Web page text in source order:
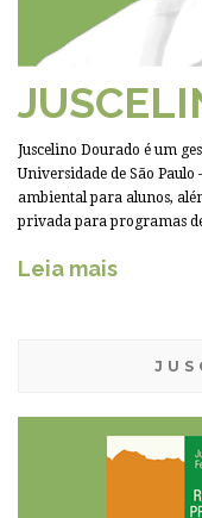
Juscelino Dourado é um
Universidade de São Paulo
ambiental para alunos,
privada para programas
Leia mais